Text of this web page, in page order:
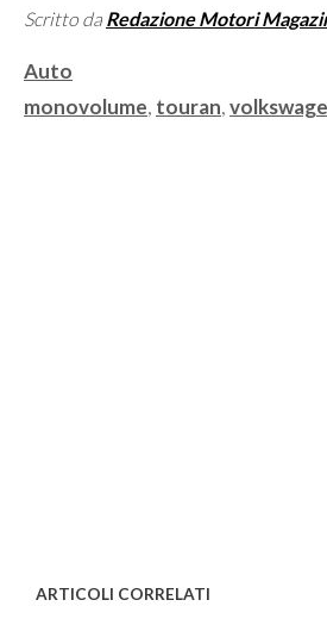
Scritto da Redazione Motori
Categorie
Auto
Tag
monovolume, touran,
ARTICOLI CORRELATI